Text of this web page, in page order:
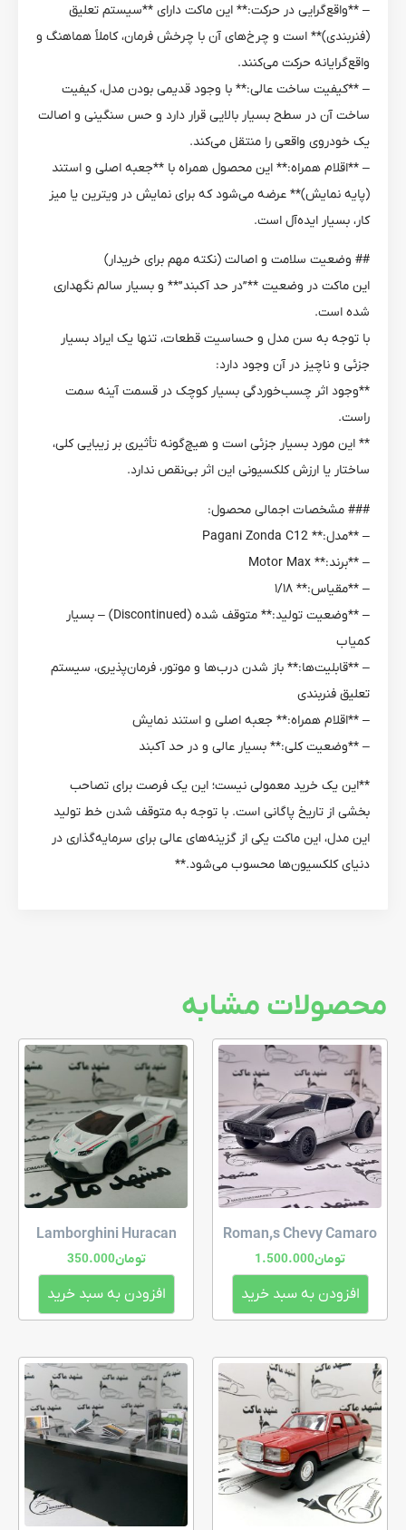
– **واقع‌گرایی در حرکت:** این ماکت دارای **سیستم تعلیق
(فنربندی)** است و چرخ‌های آن با چرخش فرمان، کاملاً هماهنگ و
واقع‌گرایانه حرکت می‌کنند.
– **کیفیت ساخت عالی:** با وجود قدیمی بودن مدل، کیفیت
ساخت آن در سطح بسیار بالایی قرار دارد و حس سنگینی و اصالت
یک خودروی واقعی را منتقل می‌کند.
– **اقلام همراه:** این محصول همراه با **جعبه اصلی و استند
(پایه نمایش)** عرضه می‌شود که برای نمایش در ویترین یا میز
کار، بسیار ایده‌آل است.
## وضعیت سلامت و اصالت (نکته مهم برای خریدار)
این ماکت در وضعیت **”در حد آکبند”** و بسیار سالم نگهداری
شده است.
با توجه به سن مدل و حساسیت قطعات، تنها یک ایراد بسیار
جزئی و ناچیز در آن وجود دارد:
**وجود اثر چسب‌خوردگی بسیار کوچک در قسمت آینه سمت
راست.
** این مورد بسیار جزئی است و هیچ‌گونه تأثیری بر زیبایی کلی،
ساختار یا ارزش کلکسیونی این اثر بی‌نقص ندارد.
### مشخصات اجمالی محصول:
– **مدل:** Pagani Zonda C12
– **برند:** Motor Max
– **مقیاس:** ۱/۱۸
– **وضعیت تولید:** متوقف شده (Discontinued) – بسیار
کمیاب
– **قابلیت‌ها:** باز شدن درب‌ها و موتور، فرمان‌پذیری، سیستم
تعلیق فنربندی
– **اقلام همراه:** جعبه اصلی و استند نمایش
– **وضعیت کلی:** بسیار عالی و در حد آکبند
**این یک خرید معمولی نیست؛ این یک فرصت برای تصاحب
بخشی از تاریخ پاگانی است. با توجه به متوقف شدن خط تولید
این مدل، این ماکت یکی از گزینه‌های عالی برای سرمایه‌گذاری در
دنیای کلکسیون‌ها محسوب می‌شود.**
محصولات مشابه
Roman,s Chevy Camaro
تومان1.500.000
افزودن به سبد خرید
Lamborghini Huracan
تومان350.000
افزودن به سبد خرید